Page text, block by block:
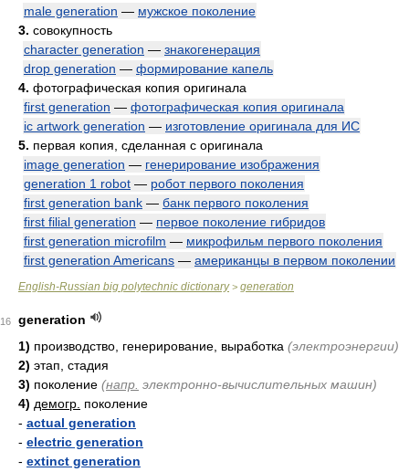
male generation — мужское поколение
3. совокупность
character generation — знакогенерация
drop generation — формирование капель
4. фотографическая копия оригинала
first generation — фотографическая копия оригинала
ic artwork generation — изготовление оригинала для ИС
5. первая копия, сделанная с оригинала
image generation — генерирование изображения
generation 1 robot — робот первого поколения
first generation bank — банк первого поколения
first filial generation — первое поколение гибридов
first generation microfilm — микрофильм первого поколения
first generation Americans — американцы в первом поколении
English-Russian big polytechnic dictionary> generation
16
generation
1) производство, генерирование, выработка (электроэнергии)
2) этап, стадия
3) поколение (напр. электронно-вычислительных машин)
4) демогр. поколение
- actual generation
- electric generation
- extinct generation